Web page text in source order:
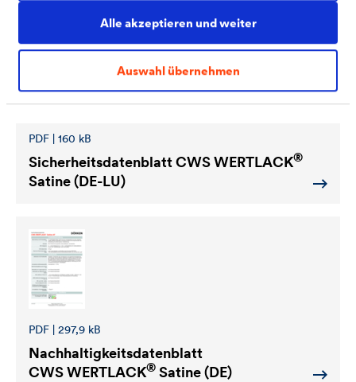
Alle akzeptieren und weiter
Auswahl übernehmen
PDF | 160 kB
SicherheitsdatenblattCWS WERTLACK®
Satine (DE-LU)
PDF | 297,9 kB
Nachhaltigkeitsdatenblatt
CWS WERTLACK® Satine (DE)